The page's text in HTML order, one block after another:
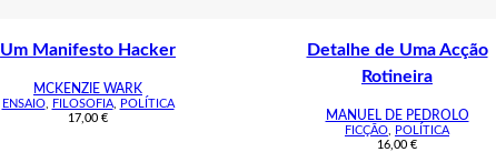
Um Manifesto Hacker
MCKENZIE WARK
ENSAIO, FILOSOFIA,
POLÍTICA
17,00 €
Detalhe de Uma Acção
Rotineira
MANUEL DE PEDROLO
FICÇÃO
POLÍTICA
16,00 €